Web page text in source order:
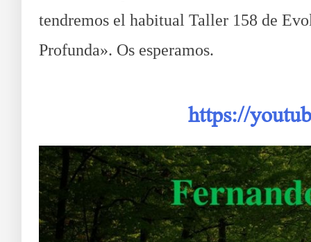
tendremos el habitual Taller 158 de
Profunda». Os esperamos.
https://